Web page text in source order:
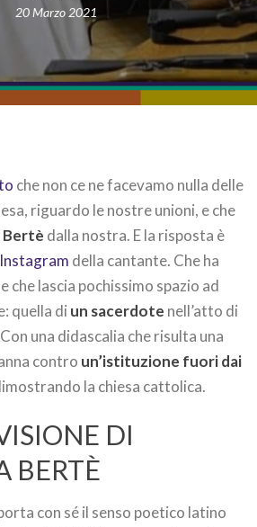
20 Marzo 2021
che non ce ne facevamo nulla delle
riguardo le nostre unioni, e che
Bertè dalla nostra. E la risposta è
della cantante. Che ha
che lascia pochissimo spazio ad
quella di un sacerdote nell’atto di
una didascalia che risulta una
contro un’istituzione fuori dai
la chiesa cattolica.
DI
BERTÈ
con sé il senso poetico latino